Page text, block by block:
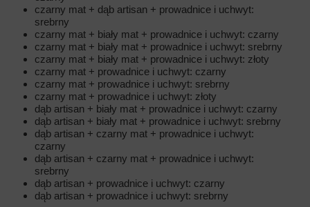
czarny mat + dąb artisan + prowadnice i uchwyt:
srebrny
czarny mat + biały mat + prowadnice i uchwyt: czarny
czarny mat + biały mat + prowadnice i uchwyt: srebrny
czarny mat + biały mat + prowadnice i uchwyt: złoty
czarny mat + prowadnice i uchwyt: czarny
czarny mat + prowadnice i uchwyt: srebrny
czarny mat + prowadnice i uchwyt: złoty
dąb artisan + biały mat + prowadnice i uchwyt: czarny
dąb artisan + biały mat + prowadnice i uchwyt: srebrny
dąb artisan + czarny mat + prowadnice i uchwyt:
czarny
dąb artisan + czarny mat + prowadnice i uchwyt:
srebrny
dąb artisan + prowadnice i uchwyt: czarny
dąb artisan + prowadnice i uchwyt: srebrny